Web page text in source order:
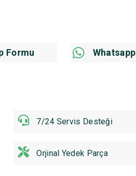
Formu Whatsapp
7/24 Servis Desteği
Orjinal Yedek Parça